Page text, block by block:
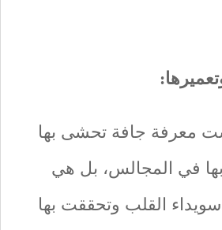
معرفة جافة تحشى بها
في المجالس، بل هي
القلب وتحققت بها